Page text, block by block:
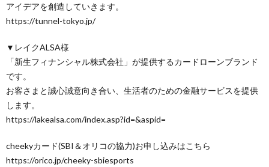
アイデアを創造していきます。
https://tunnel-tokyo.jp/
▼レイクALSA様
「新生フィナンシャル株式会社」が提供するカードローンブランド
です。
お客さまと誠心誠意向き合い、生活者のための金融サービスを提供
します。
https://lakealsa.com/index.asp?id=&aspid=
cheekyカード(SBI＆オリコの協力)お申し込みはこちら
https://orico.jp/cheeky-sbiesports